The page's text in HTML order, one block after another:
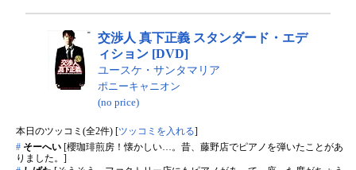
交渉人 真下正義 スタンダード・エデ
ィション [DVD]
ユースケ・サンタマリア
ポニーキャニオン
(no price)
本日のツッコミ(全2件) [ ツッコミを入れる
# そーへい [櫻珈琲煎房！懐かしい…。昔、藤野店でピアノを弾いたことがあ
りました。]